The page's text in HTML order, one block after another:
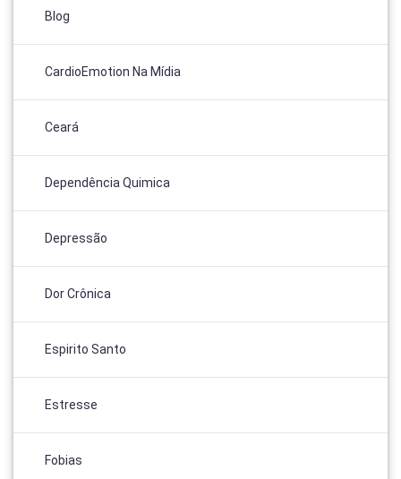
Blog
CardioEmotion Na Mídia
Ceará
Dependência Quimica
Depressão
Dor Crônica
Espirito Santo
Estresse
Fobias